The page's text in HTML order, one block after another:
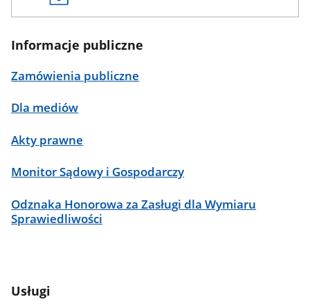
Informacje publiczne
Zamówienia publiczne
Dla mediów
Akty prawne
Monitor Sądowy i Gospodarczy
Odznaka Honorowa za Zasługi dla Wymiaru
Sprawiedliwości
Usługi